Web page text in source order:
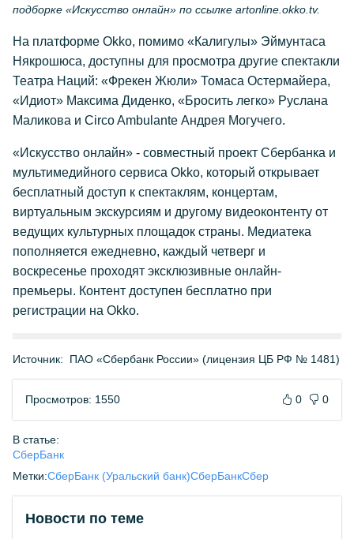
подборке «Искусство онлайн» по ссылке artonline.okko.tv.
На платформе Оkko, помимо «Калигулы» Эймунтаса
Някрошюса, доступны для просмотра другие спектакли
Театра Наций: «Фрекен Жюли» Томаса Остермайера,
«Идиот» Максима Диденко, «Бросить легко» Руслана
Маликова и Circo Ambulante Андрея Могучего.
«Искусство онлайн» - совместный проект Сбербанка и
мультимедийного сервиса Okko, который открывает
бесплатный доступ к спектаклям, концертам,
виртуальным экскурсиям и другому видеоконтенту от
ведущих культурных площадок страны. Медиатека
пополняется ежедневно, каждый четверг и
воскресенье проходят эксклюзивные онлайн-
премьеры. Контент доступен бесплатно при
регистрации на Okko.
Источник: ПАО «Сбербанк России» (лицензия ЦБ РФ № 1481)
Просмотров: 1550 0 0
В статье:
СберБанк
Метки:СберБанк (Уральский банк)СберБанкСбер
Новости по теме